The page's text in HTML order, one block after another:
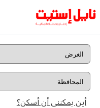
أين يمكننى أن أسكن؟